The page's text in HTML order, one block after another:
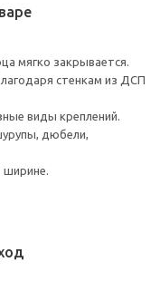
мягко закрывается.
стенкам из ДСП
виды креплений.
дюбели,
ширине.